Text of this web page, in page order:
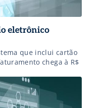
eletrônico
que inclui cartão
chega à R$